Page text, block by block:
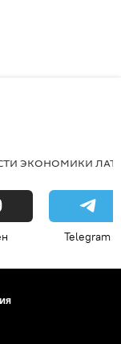
ЭКОНОМИКИ
Telegram